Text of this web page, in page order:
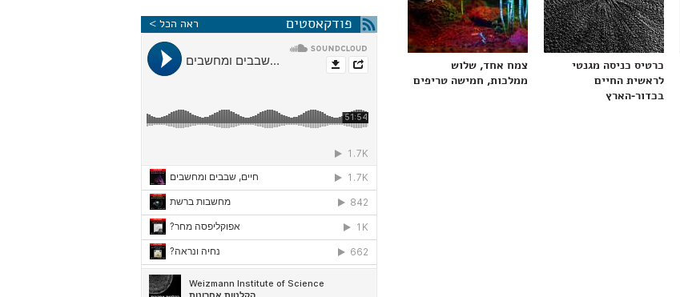
כרטיס כניסה מגנטי
לראשית החיים
בכדור-הארץ
צמח אחד, שלוש
ממלכות, חמישה טריפים
פודקאסטים ראה הכל >